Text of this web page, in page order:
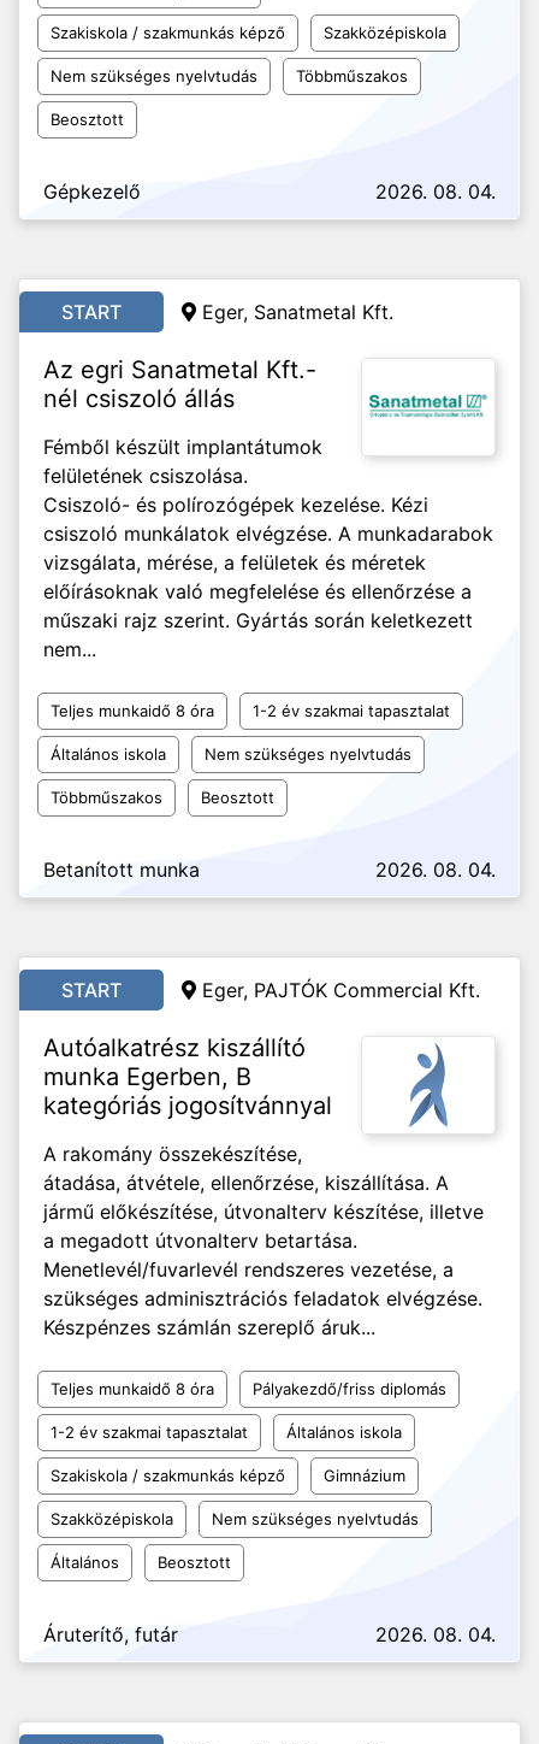
Szakiskola / szakmunkás képző Szakközépiskola
Nem szükséges nyelvtudás Többműszakos
Beosztott
Gépkezelő 2026. 08. 04.
START Eger, Sanatmetal Kft.
Az egri Sanatmetal Kft.-
nél csiszoló állás
Fémből készült implantátumok
felületének csiszolása.
Csiszoló- és polírozógépek kezelése. Kézi
csiszoló munkálatok elvégzése. A munkadarabok
vizsgálata, mérése, a felületek és méretek
előírásoknak való megfelelése és ellenőrzése a
műszaki rajz szerint. Gyártás során keletkezett
nem...
Teljes munkaidő 8 óra 1-2 év szakmai tapasztalat
Általános iskola Nem szükséges nyelvtudás
Többműszakos Beosztott
Betanított munka 2026. 08. 04.
START Eger, PAJTÓK Commercial Kft.
Autóalkatrész kiszállító
munka Egerben, B
kategóriás jogosítvánnyal
A rakomány összekészítése,
átadása, átvétele, ellenőrzése, kiszállítása. A
jármű előkészítése, útvonalterv készítése, illetve
a megadott útvonalterv betartása.
Menetlevél/fuvarlevél rendszeres vezetése, a
szükséges adminisztrációs feladatok elvégzése.
Készpénzes számlán szereplő áruk...
Teljes munkaidő 8 óra Pályakezdő/friss diplomás
1-2 év szakmai tapasztalat Általános iskola
Szakiskola / szakmunkás képző Gimnázium
Szakközépiskola Nem szükséges nyelvtudás
Általános Beosztott
Áruterítő, futár 2026. 08. 04.